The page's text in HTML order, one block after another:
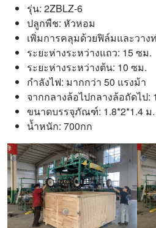
รุ่น: 2ZBLZ-6
ปลูกพืช: หัวหอม
เพิ่มการคลุมด้วยฟิล์มและวาง
ระยะห่างระหว่างแถว: 15 ซม.
ระยะห่างระหว่างต้น: 10 ซม.
กำลังไฟ: มากกว่า 50 แรงม้า
จากกลางล้อไปกลางล้อถัดไป:
ขนาดบรรจุภัณฑ์: 1.8*2*1.4 ม.
น้ำหนัก: 700กก